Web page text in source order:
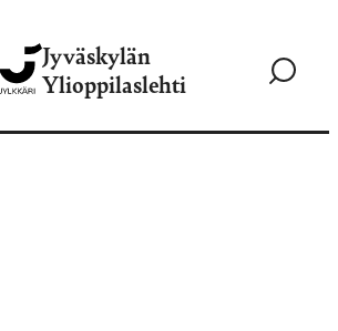
Jyväskylän
Ylioppilaslehti
Siirry